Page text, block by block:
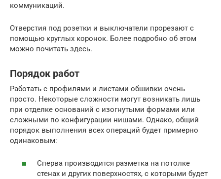
коммуникаций.
Отверстия под розетки и выключатели прорезают с
помощью круглых коронок. Более подробно об этом
можно почитать здесь.
Порядок работ
Работать с профилями и листами обшивки очень
просто. Некоторые сложности могут возникать лишь
при отделке оснований с изогнутыми формами или
сложными по конфигурации нишами. Однако, общий
порядок выполнения всех операций будет примерно
одинаковым:
Сперва производится разметка на потолке
стенах и других поверхностях, с которыми будет